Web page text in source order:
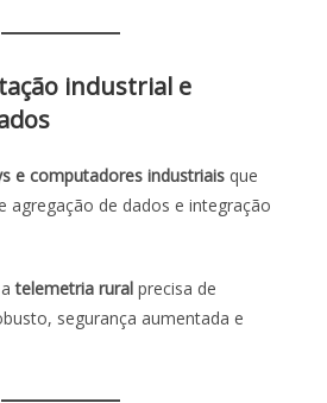
industrial e
e computadores industriais que
agregação de dados e integração
atelemetria rural precisa de
segurança aumentada e